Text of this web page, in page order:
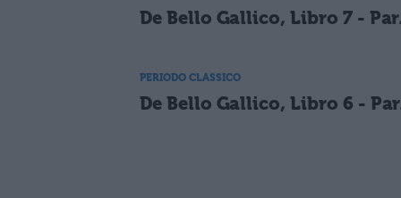
De Bello Gallico, Libro 7 -
PERIODO CLASSICO
De Bello Gallico, Libro 6 -